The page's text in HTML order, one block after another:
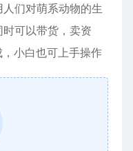
们对萌系动物的生
可以带货，卖资
小白也可上手操作